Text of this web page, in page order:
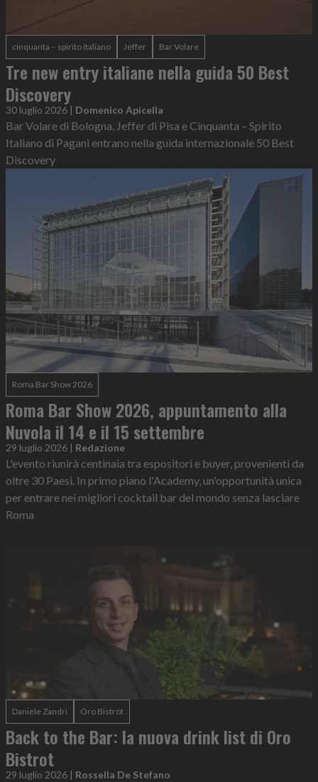
cinquanta – spirito italiano Jeffer Bar Volare
Tre new entry italiane nella guida 50 Best
Discovery
30 luglio 2026 | Domenico Apicella
Bar Volare di Bologna, Jeffer di Pisa e Cinquanta – Spirito
Italiano di Pagani entrano nella guida internazionale 50 Best
Discovery
Roma Bar Show 2026
Roma Bar Show 2026, appuntamento alla
Nuvola il 14 e il 15 settembre
29 luglio 2026 | Redazione
L'evento riunirà centinaia tra espositori e buyer, provenienti da
oltre 30 Paesi. In primo piano l'Academy, un'opportunità unica
per entrare nei migliori cocktail bar del mondo senza lasciare
Roma
Daniele Zandri Oro Bistrot
Back to the Bar: la nuova drink list di Oro
Bistrot
29 luglio 2026 | Rossella De Stefano